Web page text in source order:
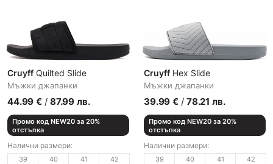
Cruyff Quilted Slide
Мъжки джапанки
44.99 € / 87.99 лв.
Промо код NEW20 за 20%
отстъпка
Налични размери:
39 40 41
42
Cruyff Hex Slide
Мъжки джапанки
39.99 € / 78.21 лв.
Промо код NEW20 за 20%
отстъпка
Налични размери:
39 40 41
42